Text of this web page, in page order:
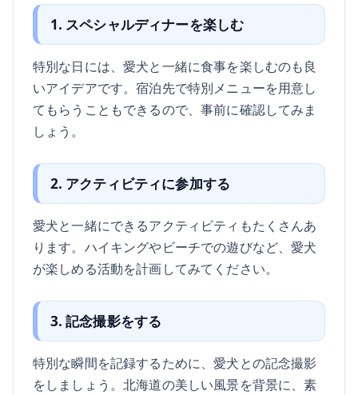
1. スペシャルディナーを楽しむ
特別な日には、愛犬と一緒に食事を楽しむのも良
いアイデアです。宿泊先で特別メニューを用意し
てもらうこともできるので、事前に確認してみま
しょう。
2. アクティビティに参加する
愛犬と一緒にできるアクティビティもたくさんあ
ります。ハイキングやビーチでの遊びなど、愛犬
が楽しめる活動を計画してみてください。
3. 記念撮影をする
特別な瞬間を記録するために、愛犬との記念撮影
をしましょう。北海道の美しい風景を背景に、素